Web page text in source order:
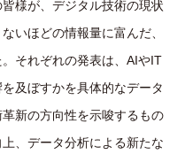
様が、デジタル技術の現状
いほどの情報量に富んだ、
それぞれの発表は、AIやIT
及ぼすかを具体的なデータ
新の方向性を示唆するもの
、データ分析による新たな